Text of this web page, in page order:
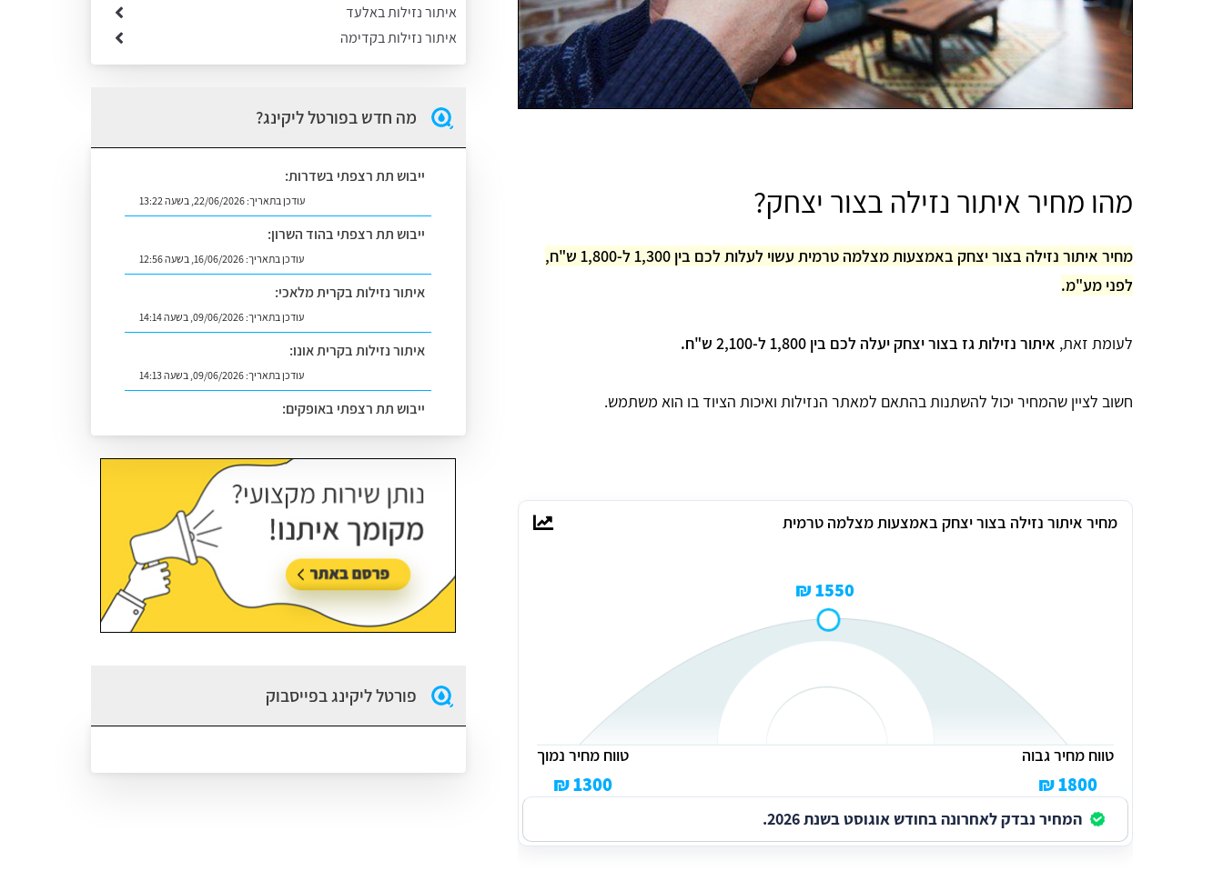
מהו מחיר איתור נזילה בצור יצחק?
מחיר איתור נזילה בצור יצחק באמצעות מצלמה טרמית עשוי לעלות לכם בין 1,300 ל-1,800 ש"ח,
לפני מע"מ.
לעומת זאת, איתור נזילות גז בצור יצחק יעלה לכם בין 1,800 ל-2,100 ש"ח.
חשוב לציין שהמחיר יכול להשתנות בהתאם למאתר הנזילות ואיכות הציוד בו הוא משתמש.
מחיר איתור נזילה בצור יצחק באמצעות מצלמה טרמית
1550 ₪
טווח מחיר גבוה
1800 ₪
טווח מחיר נמוך
1300 ₪
המחיר נבדק לאחרונה בחודש אוגוסט בשנת 2026.
איתור נזילות באלעד
איתור נזילות בקדימה
מה חדש בפורטל ליקינג?
ייבוש תת רצפתי בשדרות:
עודכן בתאריך:22/06/2026, בשעה 13:22
ייבוש תת רצפתי בהוד השרון:
עודכן בתאריך:16/06/2026, בשעה 12:56
איתור נזילות בקרית מלאכי:
עודכן בתאריך:09/06/2026, בשעה 14:14
איתור נזילות בקרית אונו:
עודכן בתאריך:09/06/2026, בשעה 14:13
ייבוש תת רצפתי באופקים:
עודכן בתאריך:02/07/2026, בשעה 14:06
פורטל ליקינג בפייסבוק